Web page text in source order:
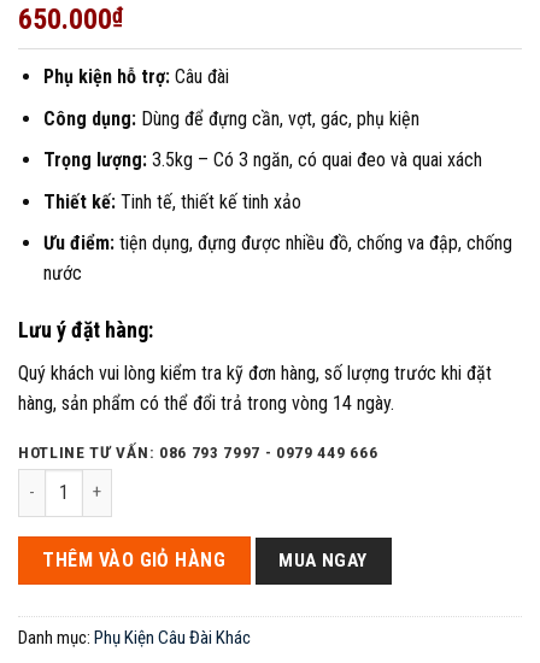
hạng 55
650.000₫
Phụ kiện hỗ trợ:Câu đài
Công dụng:Dùng để đựng cần, vợt, gác, phụ kiện
Trọng lượng:3.5kg – Có 3 ngăn, có quai đeo và quai xách
Thiết kế:Tinh tế, thiết kế tinh xảo
Ưu điểm:tiện dụng, đựng được nhiều đồ, chống va đập, chống
nước
Lưu ý đặt hàng:
Quý khách vui lòng kiểm tra kỹ đơn hàng, số lượng trước khi đặt
hàng, sản phẩm có thể đổi trả trong vòng 14 ngày.
HOTLINE TƯ VẤN: 086 793 7997 - 0979 449 666
Bao đựng cần đài Haixiang 3 ngăn tiện dụng số lượng
THÊM VÀO GIỎ HÀNG MUA NGAY
Danh mục: Phụ Kiện Câu Đài Khác